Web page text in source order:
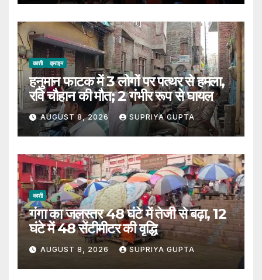
काशी क्राइम
हनुमान फाटक में 3 लोगों पर पत्थर से हमला,
रवि चौहान की मौत; 2 गंभीर रूप से घायल
AUGUST 8, 2026 SUPRIYA GUPTA
काशी
गंगा का जलस्तर 48 घंटे में तेजी से बढ़ा, 12
घंटे में 48 सेंटीमीटर की वृद्धि
AUGUST 8, 2026 SUPRIYA GUPTA